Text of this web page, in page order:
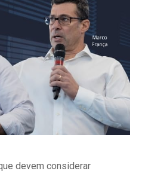
devem considerar